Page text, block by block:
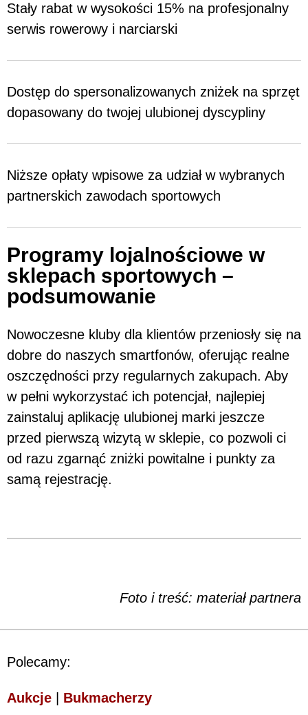
Stały rabat w wysokości 15% na profesjonalny
serwis rowerowy i narciarski
Dostęp do spersonalizowanych zniżek na sprzęt
dopasowany do twojej ulubionej dyscypliny
Niższe opłaty wpisowe za udział w wybranych
partnerskich zawodach sportowych
Programy lojalnościowe w
sklepach sportowych –
podsumowanie
Nowoczesne kluby dla klientów przeniosły się na
dobre do naszych smartfonów, oferując realne
oszczędności przy regularnych zakupach. Aby
w pełni wykorzystać ich potencjał, najlepiej
zainstaluj aplikację ulubionej marki jeszcze
przed pierwszą wizytą w sklepie, co pozwoli ci
od razu zgarnąć zniżki powitalne i punkty za
samą rejestrację.
Foto i treść: materiał partnera
Polecamy:
Aukcje Bukmacherzy